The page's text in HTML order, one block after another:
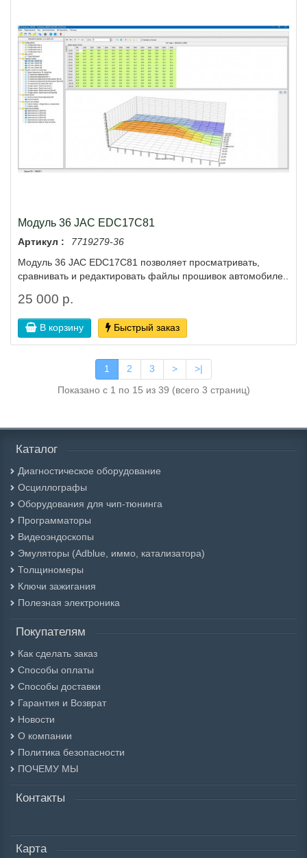
Модуль 36 JAC EDC17C81
Артикул :
7719279-36
Модуль 36 JAC EDC17C81 позволяет просматривать,
сравнивать и редактировать файлы прошивок автомобиле..
25 000 р.
В корзину Быстрый заказ
1 2 3 >
>|
Показано с 1 по 15 из 39 (всего 3 страниц)
Каталог
Диагностическое оборудование
Осциллографы
Оборудования для чип-тюнинга
Программаторы
Видеоэндоскопы
Эмуляторы (Adblue, иммо, катализатора)
Толщиномеры
Ключи зажигания
Полезная электроника
Покупателям
Как сделать заказ
Способы оплаты
Способы доставки
Гарантия и Возврат
Новости
О компании
Политика безопасности
ПОЧЕМУ МЫ
Контакты
Карта